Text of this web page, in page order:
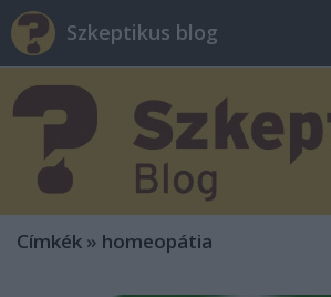
Szkeptikus blog
Címkék » homeopátia